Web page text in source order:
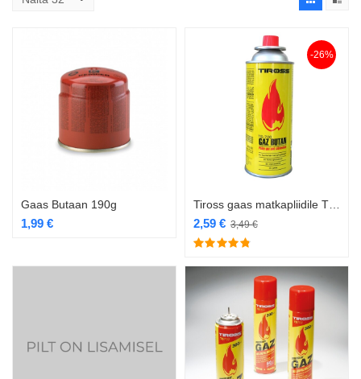
Gaas Butaan 190g
1,99 €
-26%
3,49€
2,59 €